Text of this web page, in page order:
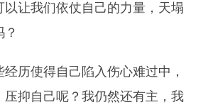
以让我们依仗自己的力量，天塌
历使得自己陷入伤心难过中，
压抑自己呢？我仍然还有主，我